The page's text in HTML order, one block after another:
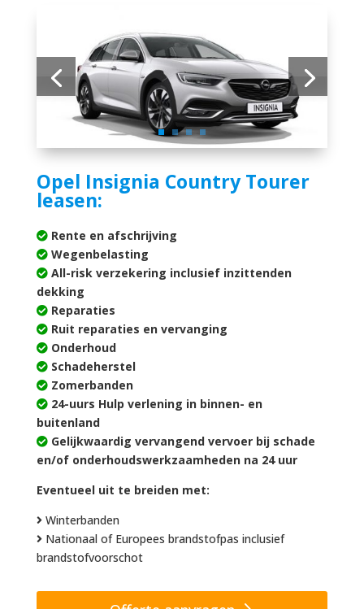
Opel Insignia Country Tourer
leasen:
Rente en afschrijving
Wegenbelasting
All-risk verzekering inclusief inzittenden
dekking
Reparaties
Ruit reparaties en vervanging
Onderhoud
Schadeherstel
Zomerbanden
24-uurs Hulp verlening in binnen- en
buitenland
Gelijkwaardig vervangend vervoer bij schade
en/of onderhoudswerkzaamheden na 24 uur
Eventueel uit te breiden met:
Winterbanden
Nationaal of Europees brandstofpas inclusief
brandstofvoorschot